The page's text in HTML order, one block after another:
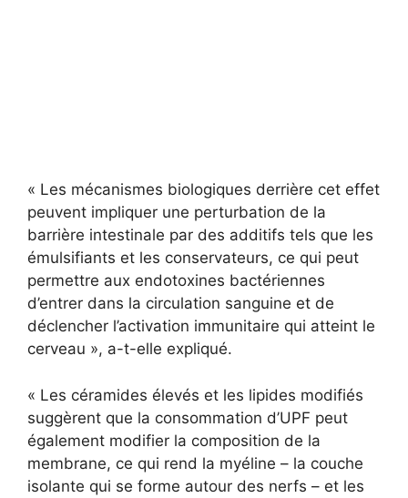
« Les mécanismes biologiques derrière cet effet
peuvent impliquer une perturbation de la
barrière intestinale par des additifs tels que les
émulsifiants et les conservateurs, ce qui peut
permettre aux endotoxines bactériennes
d’entrer dans la circulation sanguine et de
déclencher l’activation immunitaire qui atteint le
cerveau », a-t-elle expliqué.
« Les céramides élevés et les lipides modifiés
suggèrent que la consommation d’UPF peut
également modifier la composition de la
membrane, ce qui rend la myéline – la couche
isolante qui se forme autour des nerfs – et les